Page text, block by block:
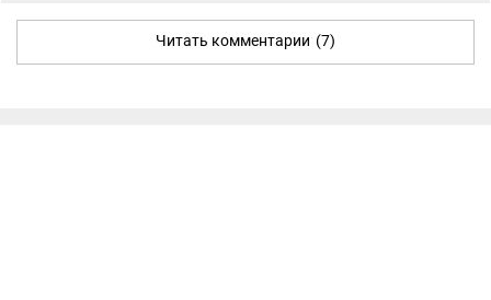
Читать комментарии (7)